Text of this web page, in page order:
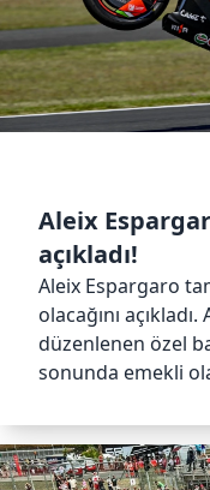
Aleix
açıkladı!
Aleix Espargaro
olacağını
düzenlenen özel
sonunda emekli